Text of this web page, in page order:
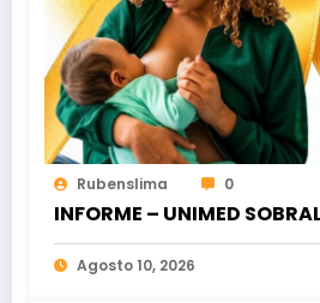
Rubenslima 0
INFORME – UNIMED
Agosto 10, 2026